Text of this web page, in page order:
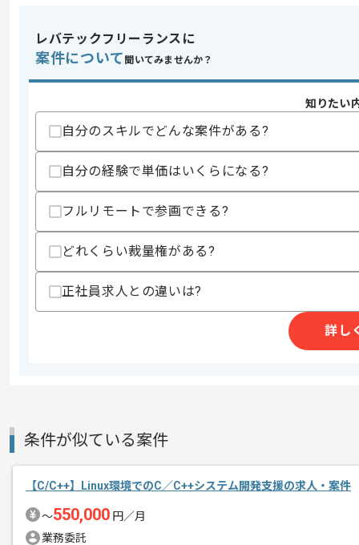
上記に似た経験やスキルをお持ちであれば申
精算・お支払い
精算基準時間
140時間〜180時間
支払いサイト
15日
その他募集要項
募集人数
作業開始日
2026/05/01
リモートワーク：初日はPC貸与や設
レバテックフリーランスに
案件について 聞いてみませんか？
知りたい
自分のスキルでどんな案件がある?
自分の経験で単価はいくらになる?
フルリモートで参画できる?
どれくらい裁量権がある?
正社員求人との違いは?
詳し
条件が似ている案件
【C/C++】Linux環境でのC／C++システム開発支援の求人・案件
〜550,000 円／月
業務委託